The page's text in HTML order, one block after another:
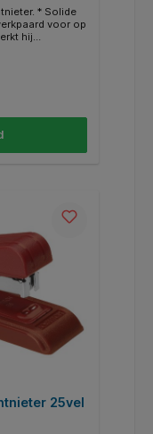
* Solide
voor op
hij
25vel